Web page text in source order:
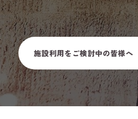
施設利用をご検討中の皆様へ